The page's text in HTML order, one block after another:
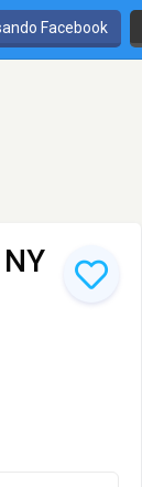
Facebook